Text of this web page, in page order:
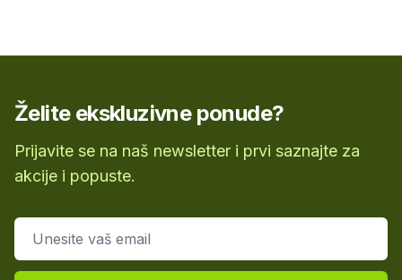
Želite ekskluzivne ponude?
Prijavite se na naš newsletter i prvi saznajte za
akcije i popuste.
Email adresa